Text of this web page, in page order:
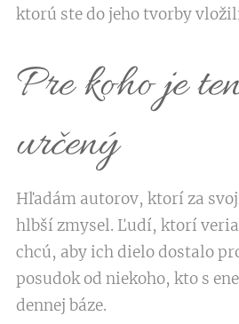
ktorú ste do jeho tvorby
Pre koho je
určený
Hľadám autorov, ktorí za
hlbší zmysel. Ľudí, ktorí
chcú, aby ich dielo dostalo
posudok od niekoho, kto s
dennej báze.